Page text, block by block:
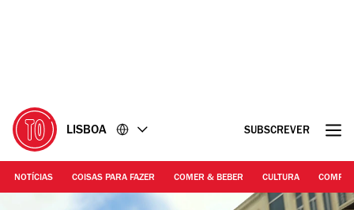
LISBOA SUBSCREVER
NOTÍCIAS COISAS PARA FAZER COMER & BEBER CULTURA